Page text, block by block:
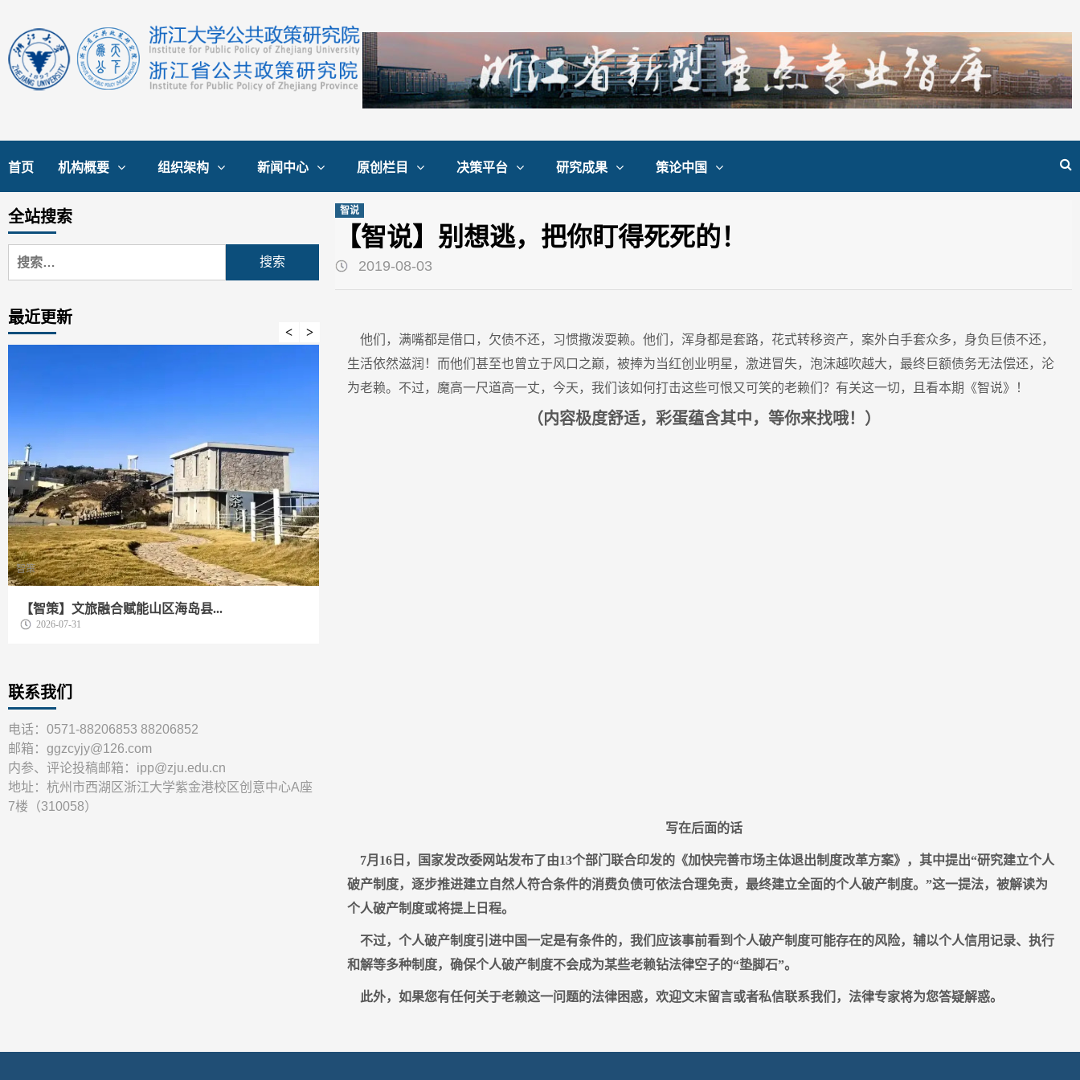
content
首页 机构概要 组织架构 新闻中心 原创栏目 决策平台 研究成果 策论中国
智说
【智说】别想逃，把你盯得死死的！
2019-08-03
他们，满嘴都是借口，欠债不还，习惯撒泼耍赖。他们，浑身都是套路，花式转移资产，案外白手套众多，身负巨债不还，
生活依然滋润！而他们甚至也曾立于风口之巅，被捧为当红创业明星，激进冒失，泡沫越吹越大，最终巨额债务无法偿还，沦
为老赖。不过，魔高一尺道高一丈，今天，我们该如何打击这些可恨又可笑的老赖们？有关这一切，且看本期《智说》！
（内容极度舒适，彩蛋蕴含其中，等你来找哦！）
写在后面的话
7月16日，国家发改委网站发布了由13个部门联合印发的《加快完善市场主体退出制度改革方案》，其中提出“研究建立个人
破产制度，逐步推进建立自然人符合条件的消费负债可依法合理免责，最终建立全面的个人破产制度。”这一提法，被解读为
个人破产制度或将提上日程。
不过，个人破产制度引进中国一定是有条件的，我们应该事前看到个人破产制度可能存在的风险，辅以个人信用记录、执行
和解等多种制度，确保个人破产制度不会成为某些老赖钻法律空子的“垫脚石”。
此外，如果您有任何关于老赖这一问题的法律困惑，欢迎文末留言或者私信联系我们，法律专家将为您答疑解惑。
全站搜索
搜
索：
最近更新
智策
【智策】文旅融合赋能山区海岛县...
2026-07-31
联系我们
电话：0571-88206853 88206852
邮箱：ggzcyjy@126.com
内参、评论投稿邮箱：ipp@zju.edu.cn
地址：杭州市西湖区浙江大学紫金港校区创意中心A座
7楼（310058）